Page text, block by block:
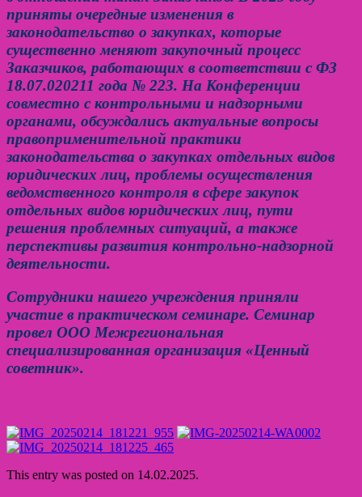
приняты очередные изменения в
законодательство о закупках, которые
существенно меняют закупочный процесс
Заказчиков, работающих в соответствии с ФЗ
18.07.020211 года № 223. На Конференции
совместно с контрольными и надзорными
органами, обсуждались актуальные вопросы
правоприменительной практики
законодательства о закупках отдельных видов
юридических лиц, проблемы осуществления
ведомственного контроля в сфере закупок
отдельных видов юридических лиц, пути
решения проблемных ситуаций, а также
перспективы развития контрольно-надзорной
деятельности.
Сотрудники нашего учреждения приняли
участие в практическом семинаре. Семинар
провел ООО Межрегиональная
специализированная организация «Ценный
советник».
This entry was posted on 14.02.2025.